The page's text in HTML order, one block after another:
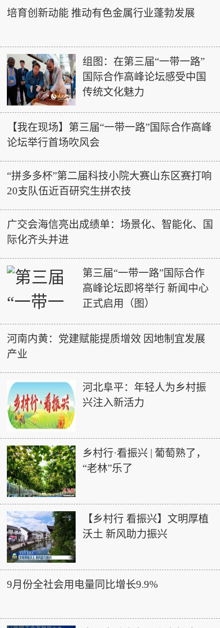
培育创新动能 推动有色金属行业蓬勃发展
组图：在第三届“一带一路”
国际合作高峰论坛感受中国
传统文化魅力
【我在现场】第三届“一带一路”国际合作高峰
论坛举行首场吹风会
“拼多多杯”第二届科技小院大赛山东区赛打响
20支队伍近百研究生拼农技
广交会海信亮出成绩单：场景化、智能化、国
际化齐头并进
第三届“一带一路”国际合作
高峰论坛即将举行 新闻中心
正式启用（图）
河南内黄：党建赋能提质增效 因地制宜发展
产业
河北阜平：年轻人为乡村振
兴注入新活力
乡村行·看振兴 | 葡萄熟了，
“老林”乐了
【乡村行 看振兴】文明厚植
沃土 新风助力振兴
9月份全社会用电量同比增长9.9%